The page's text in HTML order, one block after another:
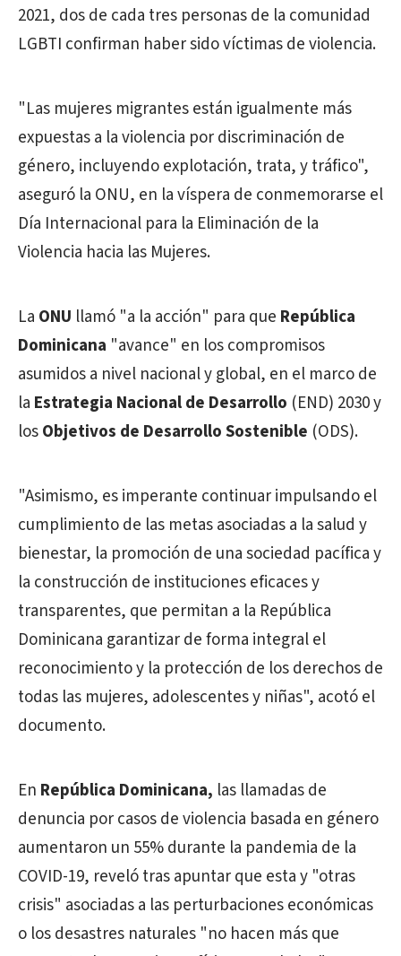
2021, dos de cada tres personas de la comunidad
LGBTI confirman haber sido víctimas de violencia.
"Las mujeres migrantes están igualmente más
expuestas a la violencia por discriminación de
género, incluyendo explotación, trata, y tráfico",
aseguró la ONU, en la víspera de conmemorarse el
Día Internacional para la Eliminación de la
Violencia hacia las Mujeres.
La ONU llamó "a la acción" para que República
Dominicana "avance" en los compromisos
asumidos a nivel nacional y global, en el marco de
la Estrategia Nacional de Desarrollo (END) 2030 y
losObjetivos de Desarrollo Sostenible (ODS).
"Asimismo, es imperante continuar impulsando el
cumplimiento de las metas asociadas a la salud y
bienestar, la promoción de una sociedad pacífica y
la construcción de instituciones eficaces y
transparentes, que permitan a la República
Dominicana garantizar de forma integral el
reconocimiento y la protección de los derechos de
todas las mujeres, adolescentes y niñas", acotó el
documento.
En República Dominicana, las llamadas de
denuncia por casos de violencia basada en género
aumentaron un 55% durante la pandemia de la
COVID-19, reveló tras apuntar que esta y "otras
crisis" asociadas a las perturbaciones económicas
o los desastres naturales "no hacen más que